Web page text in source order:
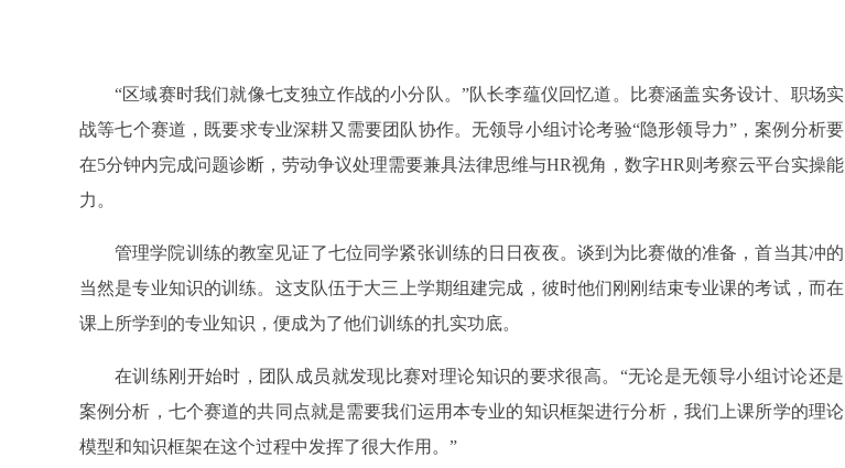
“区域赛时我们就像七支独立作战的小分队。”队长李蕴仪回忆道。比赛涵盖实务设计、职场实
战等七个赛道，既要求专业深耕又需要团队协作。无领导小组讨论考验“隐形领导力”，案例分析要
在5分钟内完成问题诊断，劳动争议处理需要兼具法律思维与HR视角，数字HR则考察云平台实操能
力。
管理学院训练的教室见证了七位同学紧张训练的日日夜夜。谈到为比赛做的准备，首当其冲的
当然是专业知识的训练。这支队伍于大三上学期组建完成，彼时他们刚刚结束专业课的考试，而在
课上所学到的专业知识，便成为了他们训练的扎实功底。
在训练刚开始时，团队成员就发现比赛对理论知识的要求很高。“无论是无领导小组讨论还是
案例分析，七个赛道的共同点就是需要我们运用本专业的知识框架进行分析，我们上课所学的理论
模型和知识框架在这个过程中发挥了很大作用。”